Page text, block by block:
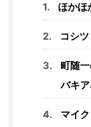
ほかほ
コシ
町随
バキ
マイ